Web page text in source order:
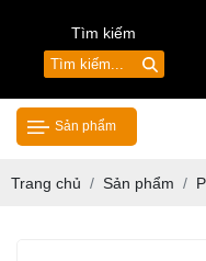
Tìm kiếm
Sản phẩm
Trang chủ Sản phẩm